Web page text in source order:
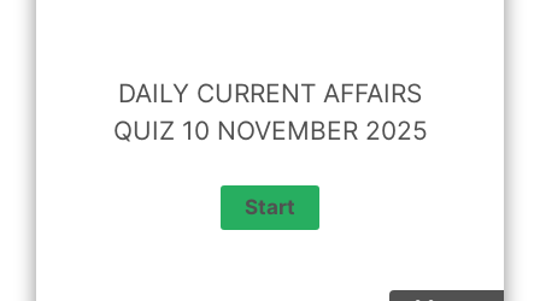
DAILY CURRENT AFFAIRS
QUIZ 10 NOVEMBER 2025